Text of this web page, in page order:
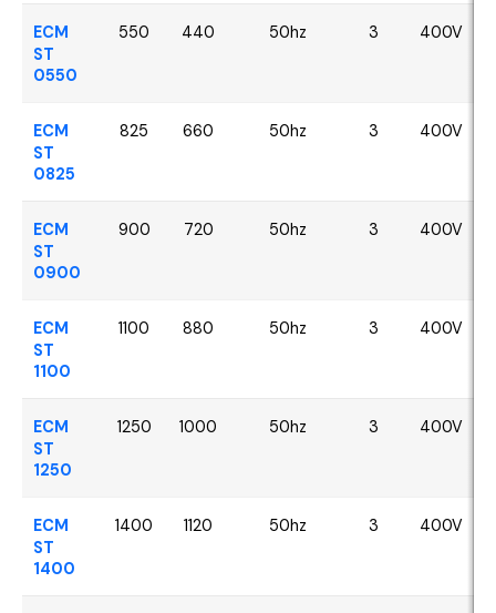
ECM
ST
0550
550 440 50hz 3 400V
ECM
ST
0825
825 660 50hz 3 400V
ECM
ST
0900
900 720 50hz 3 400V
ECM
ST
1100
1100 880 50hz 3 400V
ECM
ST
1250
1250 1000 50hz 3 400V
ECM
ST
1400
1400 1120 50hz 3 400V